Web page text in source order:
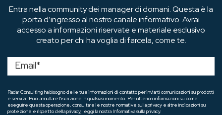
Entra nella community dei manager di domani. Questa è la
porta d’ingresso al nostro canale informativo. Avrai
accesso a informazioni riservate e materiale esclusivo
creato per chi ha voglia di farcela, come te.
Radar Consulting ha bisogno delle tue informazioni di contatto per inviarti comunicazioni su prodotti
e servizi. Puoi annullare l'iscrizione in qualsiasi momento. Per ulteriori informazioni su come
eseguire questa operazione, consultare le nostre normative sulla privacy e altre indicazioni su
protezione e rispetto della privacy, leggi la nostra Informativa sulla privacy.